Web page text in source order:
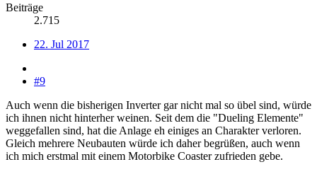
Beiträge
2.715
22. Jul 2017
#9
Auch wenn die bisherigen Inverter gar nicht mal so übel sind, würde
ich ihnen nicht hinterher weinen. Seit dem die "Dueling Elemente"
weggefallen sind, hat die Anlage eh einiges an Charakter verloren.
Gleich mehrere Neubauten würde ich daher begrüßen, auch wenn
ich mich erstmal mit einem Motorbike Coaster zufrieden gebe.